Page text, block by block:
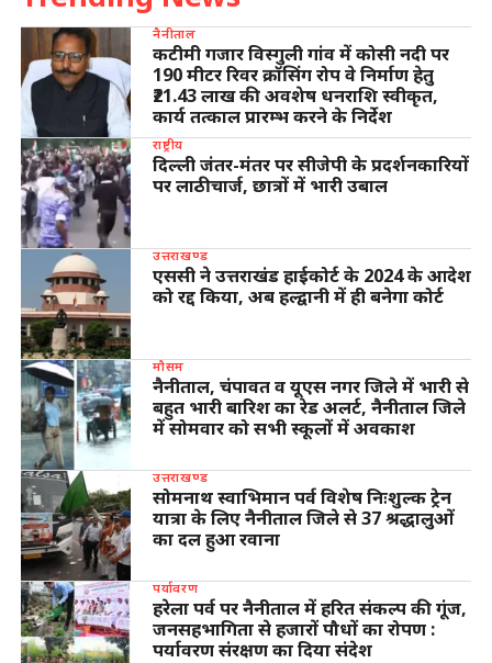
नैनीताल
कटीमी गजार विस्गुली गांव में कोसी नदी पर
190 मीटर रिवर क्रॉसिंग रोप वे निर्माण हेतु
₹21.43 लाख की अवशेष धनराशि स्वीकृत,
कार्य तत्काल प्रारम्भ करने के निर्देश
राष्ट्रीय
दिल्ली जंतर-मंतर पर सीजेपी के प्रदर्शनकारियों
पर लाठीचार्ज, छात्रों में भारी उबाल
उत्तराखण्ड
एससी ने उत्तराखंड हाईकोर्ट के 2024 के आदेश
को रद्द किया, अब हल्द्वानी में ही बनेगा कोर्ट
मौसम
नैनीताल, चंपावत व यूएस नगर जिले में भारी से
बहुत भारी बारिश का रेड अलर्ट, नैनीताल जिले
में सोमवार को सभी स्कूलों में अवकाश
उत्तराखण्ड
सोमनाथ स्वाभिमान पर्व विशेष निःशुल्क ट्रेन
यात्रा के लिए नैनीताल जिले से 37 श्रद्धालुओं
का दल हुआ रवाना
पर्यावरण
हरेला पर्व पर नैनीताल में हरित संकल्प की गूंज,
जनसहभागिता से हजारों पौधों का रोपण :
पर्यावरण संरक्षण का दिया संदेश